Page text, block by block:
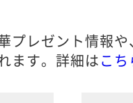
プレゼント情報
ます。詳細は こち